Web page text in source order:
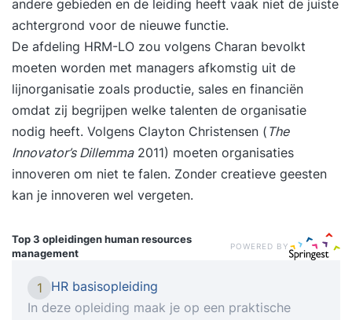
andere gebieden en de leiding heeft vaak niet de juiste
achtergrond voor de nieuwe functie.
De afdeling HRM-LO zou volgens Charan bevolkt
moeten worden met managers afkomstig uit de
lijnorganisatie zoals productie, sales en financiën
omdat zij begrijpen welke talenten de organisatie
nodig heeft. Volgens Clayton Christensen ( The
Innovator’s Dillemma2011) moeten organisaties
innoveren om niet te falen. Zonder creatieve geesten
kan je innoveren wel vergeten.
Top 3 opleidingenhuman resources
management
POWERED BY
1
HR basisopleiding
In deze opleiding maak je op een praktische